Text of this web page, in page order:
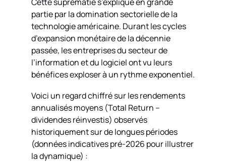
partie par la domination sectorielle de la
technologie américaine. Durant les cycles
d’expansion monétaire de la décennie
passée, les entreprises du secteur de
l’information et du logiciel ont vu leurs
bénéfices exploser à un rythme exponentiel.
Voici un regard chiffré sur les rendements
annualisés moyens (Total Return –
dividendes réinvestis) observés
historiquement sur de longues périodes
(données indicatives pré-2026 pour illustrer
la dynamique) :